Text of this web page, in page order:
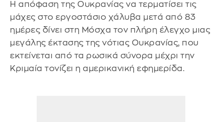
Η απόφαση της Ουκρανίας να τερματίσει τις
μάχες στο εργοστάσιο χάλυβα μετά από 83
ημέρες δίνει στη Μόσχα τον πλήρη έλεγχο μιας
μεγάλης έκτασης της νότιας Ουκρανίας, που
εκτείνεται από τα ρωσικά σύνορα μέχρι την
Κριμαία τονίζει η αμερικανική εφημερίδα.